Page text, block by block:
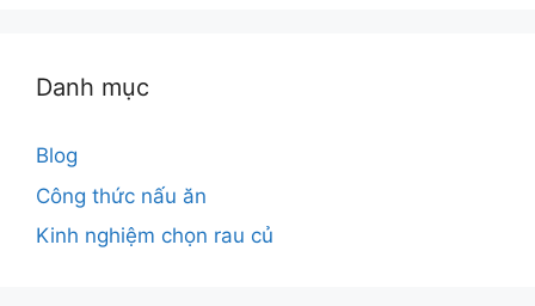
Danh mục
Blog
Công thức nấu ăn
Kinh nghiệm chọn rau củ